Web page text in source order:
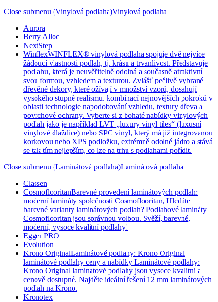
Close submenu (Vinylová podlaha)Vinylová podlaha
Aurora
Berry Alloc
NextStep
WinflexWINFLEX® vinylová podlaha spojuje dvě nejvíce
žádoucí vlastnosti podlah, tj. krásu a trvanlivost. Představuje
podlahu, která je neuvěřitelně odolná a současně atraktivní
svou formou, vzhledem a texturou. Zvlášť pečlivě vybrané
dřevěné dekory, které ožívají v množství vzorů, dosahují
vysokého stupně realismu, kombinací nejnovějších pokroků v
oblasti technologie napodobování vzhledu, textury dřeva a
povrchové ochrany. Vyberte si z bohaté nabídky vinylových
podlah jako je například LVT „luxury vinyl tiles“ (luxusní
vinylové dlaždice) nebo SPC vinyl, který má již integrovanou
korkovou nebo XPS podložku, extrémně odolné jádro a stává
se tak tím nejlepším, co lze na trhu s podlahami pořídit.
Close submenu (Laminátová podlaha)Laminátová podlaha
Classen
CosmoflooritanBarevné provedení laminátových podlah:
moderní lamináty společnosti Cosmoflooritan, Hledáte
barevné varianty laminátových podlah? Podlahové lamináty
Cosmoflooritan jsou správnou volbou. Svěží, barevné,
moderní, vysoce kvalitní podlahy!
Egger PRO
Evolution
Krono OriginalLaminátové podlahy: Krono Original
laminátové podlahy ceny a nabídky Laminátové podlahy:
Krono Original laminátové podlahy jsou vysoce kvalitní a
cenově dostupné. Najděte ideální řešení 12 mm laminátových
podlah na Krono.
Kronotex